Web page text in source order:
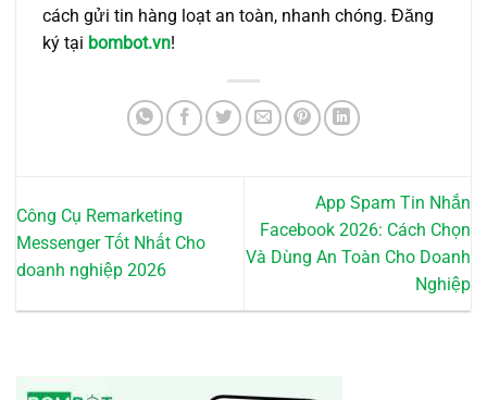
cách gửi tin hàng loạt an toàn, nhanh chóng. Đăng
ký tại bombot.vn!
Công Cụ Remarketing
Messenger Tốt Nhất Cho
doanh nghiệp 2026
App Spam Tin Nhắn
Facebook 2026: Cách Chọn
Và Dùng An Toàn Cho Doanh
Nghiệp